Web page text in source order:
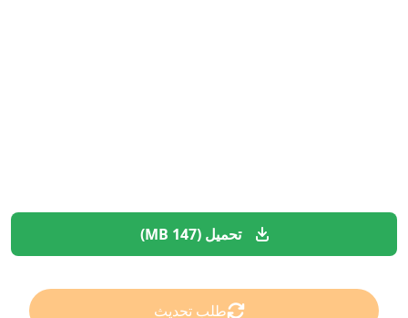
تحميل (147 MB)
طلب تحديث